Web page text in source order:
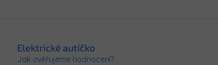
Elektrické autíčko
Jak ověřujeme hodnocení?